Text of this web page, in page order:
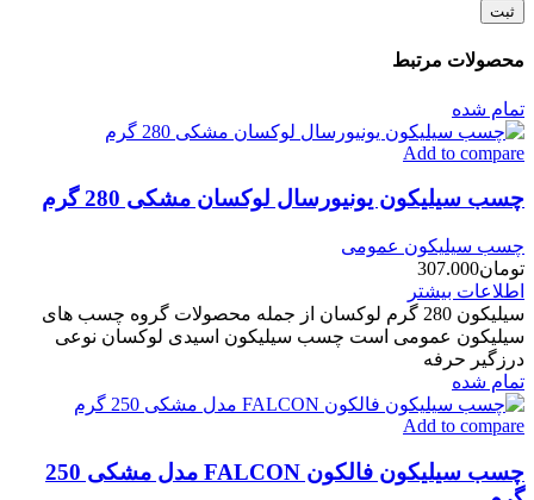
محصولات مرتبط
تمام شده
Add to compare
چسب سیلیکون یونیورسال لوکسان مشکی 280 گرم
چسب سیلیکون عمومی
تومان307.000
اطلاعات بیشتر
سیلیکون 280 گرم لوکسان از جمله محصولات گروه چسب های
سیلیکون عمومی است چسب سیلیکون اسیدی لوکسان نوعی
درزگیر حرفه‌
تمام شده
Add to compare
چسب سیلیکون فالکون FALCON مدل مشکی 250